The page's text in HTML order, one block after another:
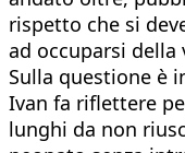
rispetto che si
ad occuparsi della
Sulla questione è
Ivan fa riflettere
lunghi da non